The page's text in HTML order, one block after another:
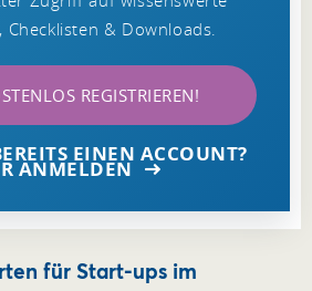
Checklisten & Downloads.
REGISTRIEREN!
EINEN ACCOUNT?
ANMELDEN
für Start-ups im